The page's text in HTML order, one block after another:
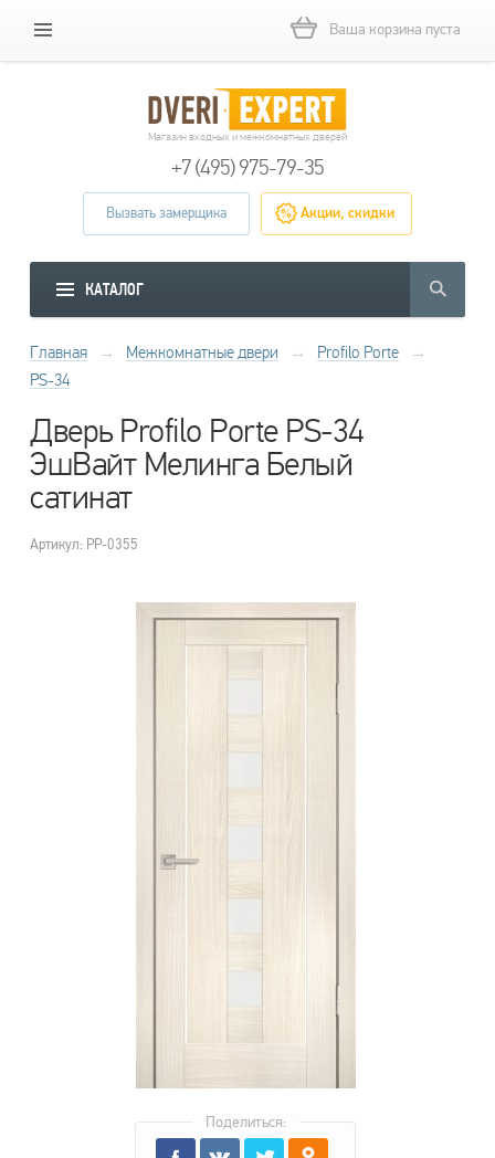
Ваша корзина пуста
Магазин входных и межкомнатных дверей
+7 (495) 975-79-35
Вызвать замерщика Акции, скидки
КАТАЛОГ
Главная → Межкомнатные двери → Profilo Porte
→
PS-34
Дверь Profilo Porte PS-34
ЭшВайт Мелинга Белый
сатинат
Артикул: PP-0355
Поделиться: